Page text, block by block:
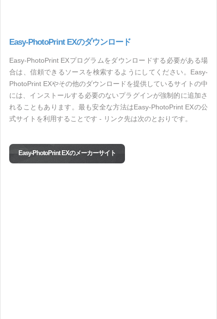
Easy-PhotoPrint EXのダウンロード
Easy-PhotoPrint EXプログラムをダウンロードする必要がある場
合は、信頼できるソースを検索するようにしてください。Easy-
PhotoPrint EXやその他のダウンロードを提供しているサイトの中
には、インストールする必要のないプラグインが強制的に追加さ
れることもあります。最も安全な方法はEasy-PhotoPrint EXの公
式サイトを利用することです - リンク先は次のとおりです。
Easy-PhotoPrint EXのメーカーサイト